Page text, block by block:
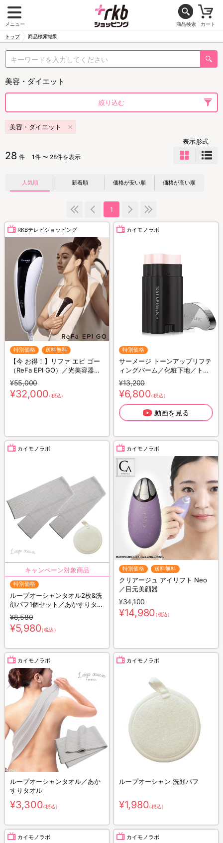
メニュー 商品検索 カート
トップ 商品検索結果
美容・ダイエット
絞り込む
美容・ダイエット
28 件 1件 〜 28件を表示
表示形式
人気順 新着順 価格が安い順 価格が高い順
1
RKBテレビショッピング
特別価格 送料無料
【今 お得！】リファ エピ ゴー
（ReFa EPI GO）／光美容器／
ムダ毛ケア
¥55,000
¥32,000（税込）
カイモノラボ
特別価格
サーメージ トーンアップリフテ
ィングバーム／化粧下地／トー
ンアップ下地
¥13,200
¥6,800（税込）
動画を見る
カイモノラボ
特別価格
ループオーシャンタオル2枚&洗
顔パフ1個セット／あかすりタオ
ル
¥8,580
¥5,980（税込）
カイモノラボ
特別価格 送料無料
クリアージュ アイリフト Neo
／目元美顔器
¥34,100
¥14,980（税込）
カイモノラボ
ループオーシャンタオル／あか
すりタオル
¥3,300（税込）
カイモノラボ
ループオーシャン 洗顔パフ
¥1,980（税込）
カイモノラボ カイモノラボ